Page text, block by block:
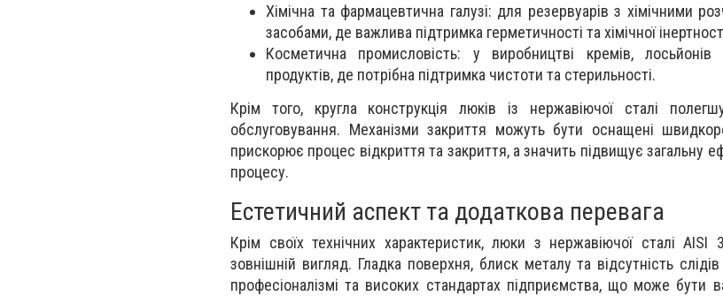
Хімічна та фармацевтична галузі: для резервуарів з хімічними
засобами, де важлива підтримка герметичності та хімічної
Косметична промисловість: у виробництві кремів,
продуктів, де потрібна підтримка чистоти та стерильності.
Крім того, кругла конструкція люків із нержавіючої сталі
обслуговування. Механізми закриття можуть бути оснащені
прискорює процес відкриття та закриття, а значить підвищує загальну
процесу.
Естетичний аспект та додаткова перевага
Крім своїх технічних характеристик, люки з нержавіючої сталі
зовнішній вигляд. Гладка поверхня, блиск металу та відсутність
професіоналізмі та високих стандартах підприємства, що може бути